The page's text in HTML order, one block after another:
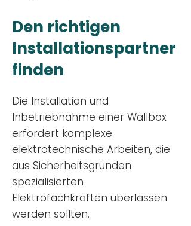
Den richtigen
Installationspartner
finden
Die Installation und
Inbetriebnahme einer Wallbox
erfordert komplexe
elektrotechnische Arbeiten, die
aus Sicherheitsgründen
spezialisierten
Elektrofachkräften überlassen
werden sollten.